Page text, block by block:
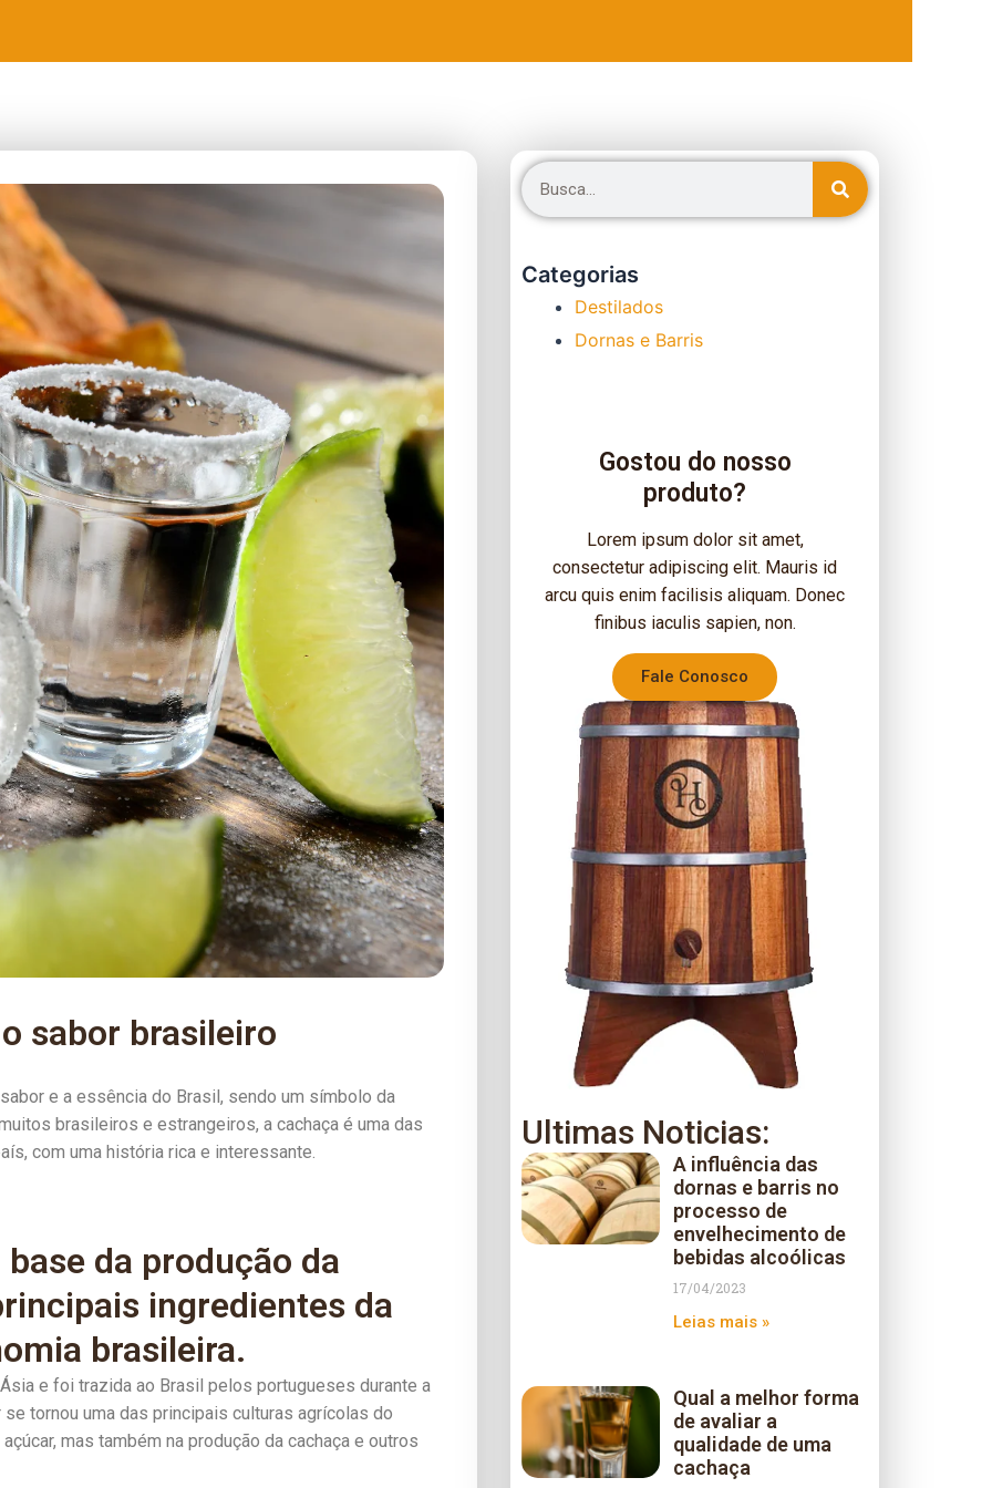
sabor brasileiro
e a essência do Brasil, sendo um símbolo da
brasileiros e estrangeiros, a cachaça é uma das
com uma história rica e interessante.
da produção da
ingredientes da
brasileira.
e foi trazida ao Brasil pelos portugueses durante a
tornou uma das principais culturas agrícolas do
mas também na produção da cachaça e outros
Categorias
Destilados
Dornas e Barris
Gostou do nosso
produto?
Lorem ipsum dolor sit amet,
consectetur adipiscing elit. Mauris id
arcu quis enim facilisis aliquam. Donec
finibus iaculis sapien, non.
Fale Conosco
Ultimas Noticias:
A influência das
dornas e barris no
processo de
envelhecimento de
bebidas alcoólicas
17/04/2023
Leias mais »
Qual a melhor forma
de avaliar a
qualidade de uma
cachaça